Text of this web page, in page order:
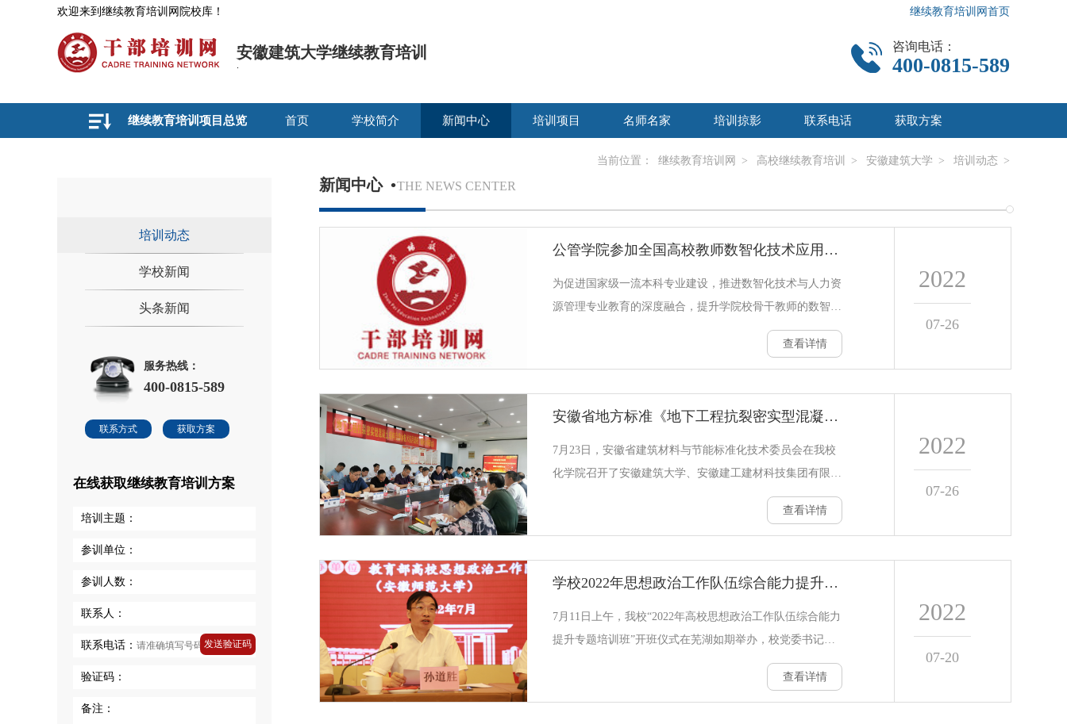
欢迎来到继续教育培训网院校库！ 继续教育培训网首页
安徽建筑大学继续教育培训 咨询电话：
400-0815-589
首页 学校简介 新闻中心 培训项目 名师名家 培训掠影 联系电话 获取方案
继续教育培训项目总览
当前位置： 继续教育培训网 > 高校继续教育培训 > 安徽建筑大学 > 培训动态 >
培训动态
学校新闻
头条新闻
服务热线：
400-0815-589
联系方式 获取方案
在线获取继续教育培训方案
培训主题：
参训单位：
参训人数：
联系人：
联系电话： 发送验证码
验证码：
备注：
新闻中心 •THE NEWS CENTER
公管学院参加全国高校教师数智化技术应用能力提升研修班
为促进国家级一流本科专业建设，推进数智化技术与人力资
源管理专业教育的深度融合，提升学院校骨干教师的数智化
技术应用水平和教学水平，7月17日-20日，公管学院陈松林
教授、赵斌斌博士等应邀赴浙江省嘉兴市参加2022年全国高
的教学讲座、经验漫谈、前言分析和软件操作和交流互动等
内容。学院教师结合人力资源管理等专业建设实际，围绕师
资提升、课程建设、教学设计、教学管理等重点与难点问
查看详情
2022
07-26
安徽省地方标准《地下工程抗裂密实型混凝土结构自防水技术应用规程》编制大纲研讨会顺利召开
7月23日，安徽省建筑材料与节能标准化技术委员会在我校
化学院召开了安徽建筑大学、安徽建工建材科技集团有限公
司等主编的安徽省地方标准《地下工程抗裂密实型混凝土结
构自防水技术应用规程》大纲研讨会，校党委常委、副校长
究设计院、安徽省交通规划设计研究总院股份有限公司、安
徽省建筑业协会混凝土分会与安徽省恒信建设工程管理有限
公司等单位专家。安徽省建筑材料与节能标准化技术委员会
查看详情
2022
07-26
学校2022年思想政治工作队伍综合能力提升专题培训班顺利开班
7月11日上午，我校“2022年高校思想政治工作队伍综合能力
提升专题培训班”开班仪式在芜湖如期举办，校党委书记孙
道胜出席并作动员讲话。安徽师范大学党委常委、副校长熊
宇杰，安徽师范大学马克思主义学院院长、教育部高校思想
查看详情
2022
07-20